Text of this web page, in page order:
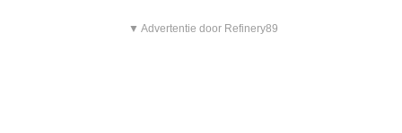
▼ Advertentie door Refinery89